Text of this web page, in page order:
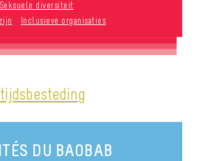
Seksuele diversiteit
Inclusieve organisaties
DU BAOBAB